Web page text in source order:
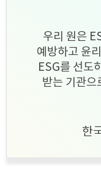
우리 원은
예방하고 윤
ESG를 선도
받는 기관으
한